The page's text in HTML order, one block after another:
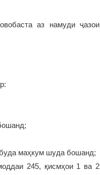
аз намуди ҷазои
маҳкум шуда бошанд;
245, қисмҳои 1 ва 2